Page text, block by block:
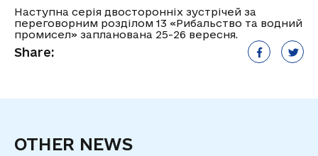
Share:
Наступна серія двосторонніх зустрічей за
переговорним розділом 13 «Рибальство та водний
промисел» запланована 25-26 вересня.
OTHER NEWS